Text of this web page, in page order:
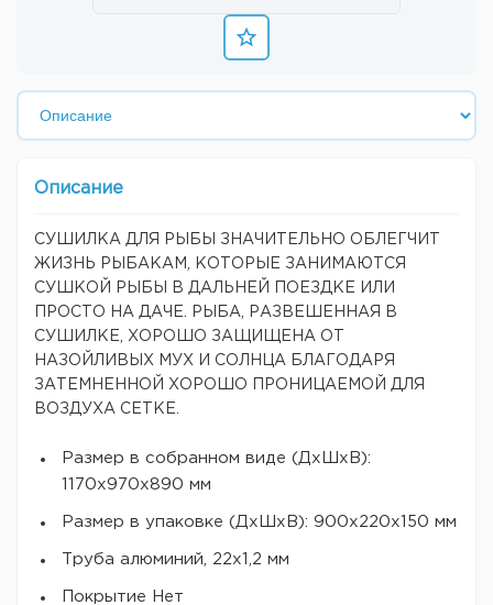
Описание
СУШИЛКА ДЛЯ РЫБЫ ЗНАЧИТЕЛЬНО ОБЛЕГЧИТ
ЖИЗНЬ РЫБАКАМ, КОТОРЫЕ ЗАНИМАЮТСЯ
СУШКОЙ РЫБЫ В ДАЛЬНЕЙ ПОЕЗДКЕ ИЛИ
ПРОСТО НА ДАЧЕ. РЫБА, РАЗВЕШЕННАЯ В
СУШИЛКЕ, ХОРОШО ЗАЩИЩЕНА ОТ
НАЗОЙЛИВЫХ МУХ И СОЛНЦА БЛАГОДАРЯ
ЗАТЕМНЕННОЙ ХОРОШО ПРОНИЦАЕМОЙ ДЛЯ
ВОЗДУХА СЕТКЕ.
Размер в собранном виде (ДхШхВ):
1170х970х890 мм
Размер в упаковке (ДхШхВ): 900х220х150 мм
Труба алюминий, 22х1,2 мм
Покрытие Нет